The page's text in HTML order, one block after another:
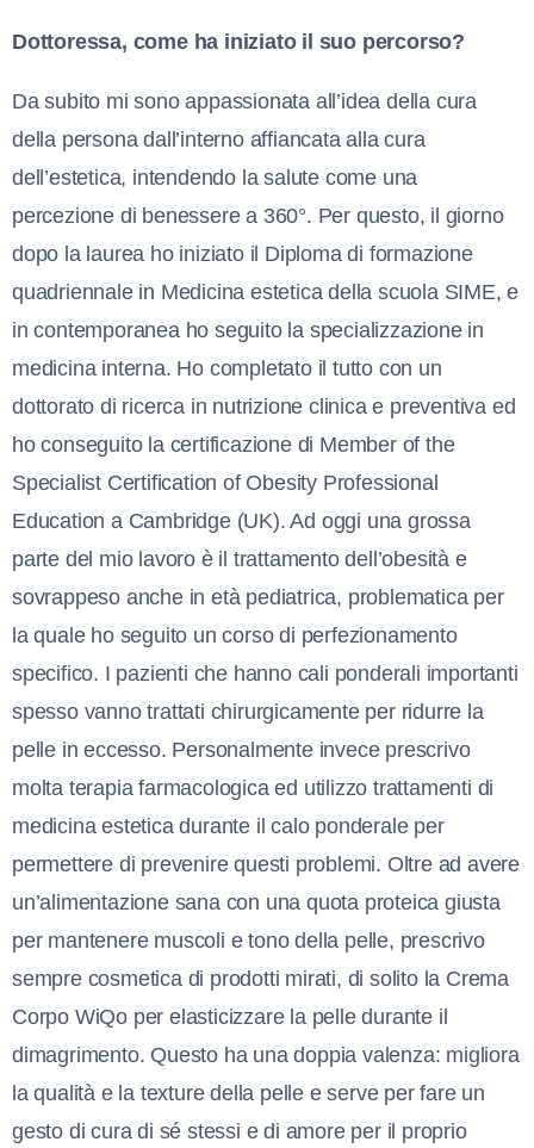
Dottoressa, come ha iniziato il suo percorso?
Da subito mi sono appassionata all’idea della cura
della persona dall’interno affiancata alla cura
dell’estetica, intendendo la salute come una
percezione di benessere a 360°. Per questo, il giorno
dopo la laurea ho iniziato il Diploma di formazione
quadriennale in Medicina estetica della scuola SIME, e
in contemporanea ho seguito la specializzazione in
medicina interna. Ho completato il tutto con un
dottorato di ricerca in nutrizione clinica e preventiva ed
ho conseguito la certificazione di Member of the
Specialist Certification of Obesity Professional
Education a Cambridge (UK). Ad oggi una grossa
parte del mio lavoro è il trattamento dell’obesità e
sovrappeso anche in età pediatrica, problematica per
la quale ho seguito un corso di perfezionamento
specifico. I pazienti che hanno cali ponderali importanti
spesso vanno trattati chirurgicamente per ridurre la
pelle in eccesso. Personalmente invece prescrivo
molta terapia farmacologica ed utilizzo trattamenti di
medicina estetica durante il calo ponderale per
permettere di prevenire questi problemi. Oltre ad avere
un’alimentazione sana con una quota proteica giusta
per mantenere muscoli e tono della pelle, prescrivo
sempre cosmetica di prodotti mirati, di solito la Crema
Corpo WiQo per elasticizzare la pelle durante il
dimagrimento. Questo ha una doppia valenza: migliora
la qualità e la texture della pelle e serve per fare un
gesto di cura di sé stessi e di amore per il proprio